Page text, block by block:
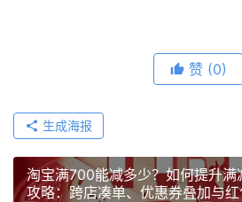
赞 (0)
生成海报
淘宝满700能减多少？如何提升
攻略：跨店凑单、优惠券叠加与